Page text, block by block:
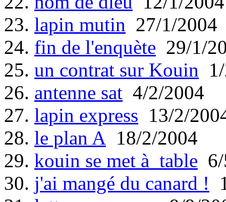
23. lapin mutin 27/1/2004
24. fin de l'enquète 29/1/
25. un contrat sur Kouin
26. antenne sat 4/2/2004
27. lapin express 13/2/
28. le plan A 18/2/2004
29. kouin se met à table
30. j'ai mangé du canard !